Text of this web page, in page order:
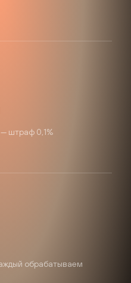
штраф 0,1%
обрабатываем